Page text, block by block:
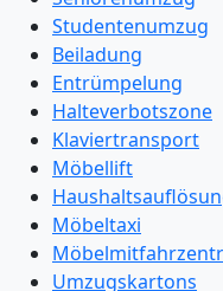
Studentenumzug
Beiladung
Entrümpelung
Halteverbotszone
Klaviertransport
Möbellift
Möbeltaxi
Umzugskartons